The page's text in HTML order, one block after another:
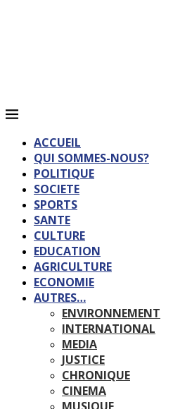
ACCUEIL
QUI SOMMES-NOUS?
POLITIQUE
SOCIETE
SPORTS
SANTE
CULTURE
EDUCATION
AGRICULTURE
ECONOMIE
AUTRES…
ENVIRONNEMENT
INTERNATIONAL
MEDIA
JUSTICE
CHRONIQUE
CINEMA